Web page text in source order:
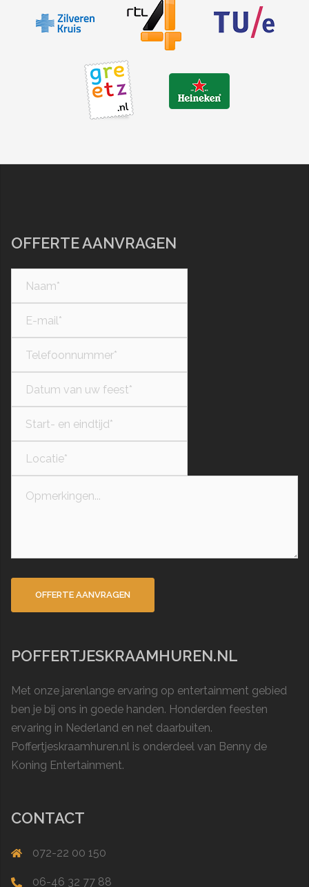
OFFERTE AANVRAGEN
POFFERTJESKRAAMHUREN.NL
Met onze jarenlange ervaring op entertainment gebied
ben je bij ons in goede handen. Honderden feesten
ervaring in Nederland en net daarbuiten.
Poffertjeskraamhuren.nl is onderdeel van Benny de
Koning Entertainment.
CONTACT
072-22 00 150